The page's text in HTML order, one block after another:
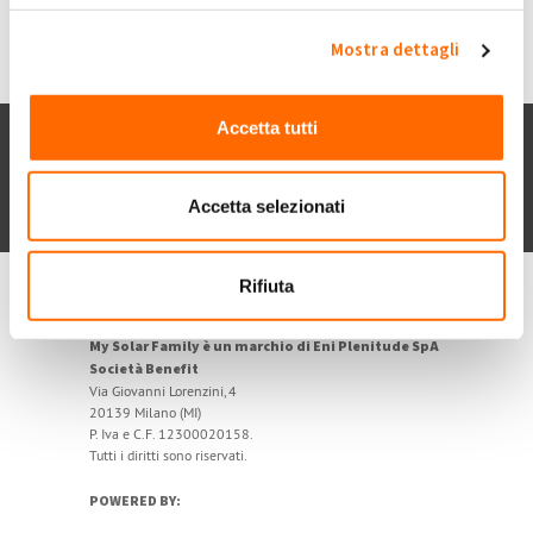
Mostra dettagli
Accetta tutti
Accetta selezionati
Rifiuta
POR FESR 2014-2020
My Solar Family è un marchio di Eni Plenitude SpA
Società Benefit
Via Giovanni Lorenzini, 4
20139 Milano (MI)
P. Iva e C.F. 12300020158.
Tutti i diritti sono riservati.
POWERED BY: